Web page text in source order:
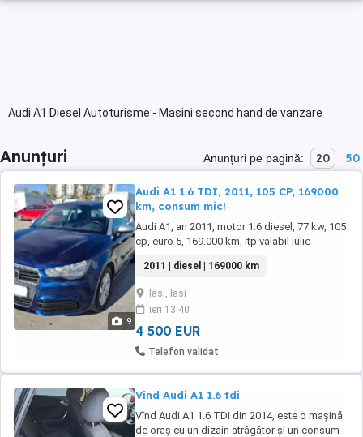
Audi A1 Diesel Autoturisme - Masini second hand de vanzare
Anunțuri Anunțuri pe pagină: 20 50
9
Audi A1 1.6 TDI, 2011, 105 CP, 169000
km, consum mic!
Audi A1, an 2011, motor 1.6 diesel, 77 kw, 105
cp, euro 5, 169.000 km, itp valabil iulie
noiembrie 2025. motorul arata si funcționează
impecabil! Consum mic! Ideala pentru oras si
nu numai. Primul propietar. Se vinde cu doua
schimburi de cauciucuri (iarna si ...
2011 | diesel | 169000 km
Iasi, Iasi
ieri 13:40
4 500 EUR
Telefon validat
Vînd Audi A1 1.6 tdi
Vînd Audi A1 1.6 TDI din 2014, este o mașină
de oraș cu un dizain atrăgător și un consum